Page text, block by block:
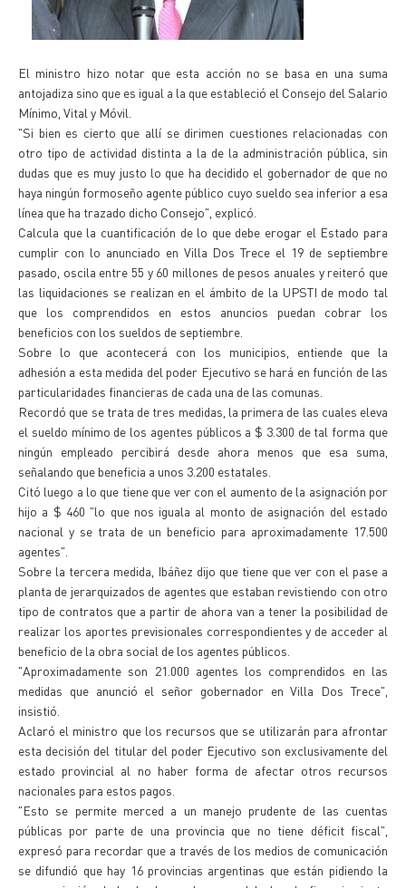
El ministro hizo notar que esta acción no se basa en una suma
antojadiza sino que es igual a la que estableció el Consejo del Salario
Mínimo, Vital y Móvil.
"Si bien es cierto que allí se dirimen cuestiones relacionadas con
otro tipo de actividad distinta a la de la administración pública, sin
dudas que es muy justo lo que ha decidido el gobernador de que no
haya ningún formoseño agente público cuyo sueldo sea inferior a esa
línea que ha trazado dicho Consejo", explicó.
Calcula que la cuantificación de lo que debe erogar el Estado para
cumplir con lo anunciado en Villa Dos Trece el 19 de septiembre
pasado, oscila entre 55 y 60 millones de pesos anuales y reiteró que
las liquidaciones se realizan en el ámbito de la UPSTI de modo tal
que los comprendidos en estos anuncios puedan cobrar los
beneficios con los sueldos de septiembre.
Sobre lo que acontecerá con los municipios, entiende que la
adhesión a esta medida del poder Ejecutivo se hará en función de las
particularidades financieras de cada una de las comunas.
Recordó que se trata de tres medidas, la primera de las cuales eleva
el sueldo mínimo de los agentes públicos a $ 3.300 de tal forma que
ningún empleado percibirá desde ahora menos que esa suma,
señalando que beneficia a unos 3.200 estatales.
Citó luego a lo que tiene que ver con el aumento de la asignación por
hijo a $ 460 "lo que nos iguala al monto de asignación del estado
nacional y se trata de un beneficio para aproximadamente 17.500
agentes".
Sobre la tercera medida, Ibáñez dijo que tiene que ver con el pase a
planta de jerarquizados de agentes que estaban revistiendo con otro
tipo de contratos que a partir de ahora van a tener la posibilidad de
realizar los aportes previsionales correspondientes y de acceder al
beneficio de la obra social de los agentes públicos.
"Aproximadamente son 21.000 agentes los comprendidos en las
medidas que anunció el señor gobernador en Villa Dos Trece",
insistió.
Aclaró el ministro que los recursos que se utilizarán para afrontar
esta decisión del titular del poder Ejecutivo son exclusivamente del
estado provincial al no haber forma de afectar otros recursos
nacionales para estos pagos.
"Esto se permite merced a un manejo prudente de las cuentas
públicas por parte de una provincia que no tiene déficit fiscal",
expresó para recordar que a través de los medios de comunicación
se difundió que hay 16 provincias argentinas que están pidiendo la